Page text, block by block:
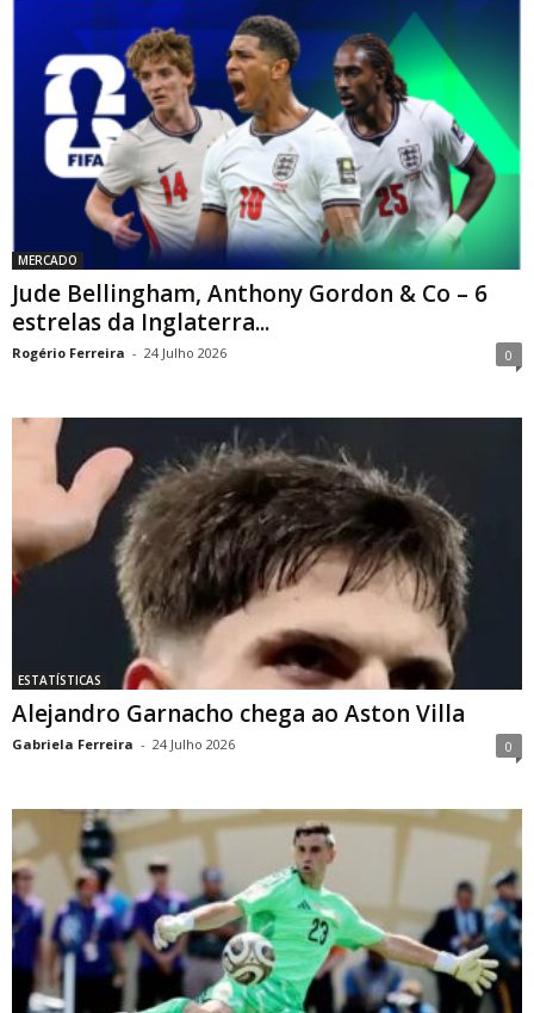
MERCADO
Jude Bellingham, Anthony Gordon & Co – 6
estrelas da Inglaterra...
Rogério Ferreira - 24 Julho 2026 0
ESTATÍSTICAS
Alejandro Garnacho chega ao Aston Villa
Gabriela Ferreira - 24 Julho 2026 0